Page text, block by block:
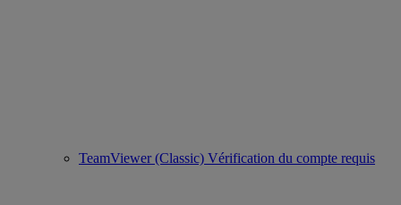
TeamViewer (Classic) Vérification du compte requis